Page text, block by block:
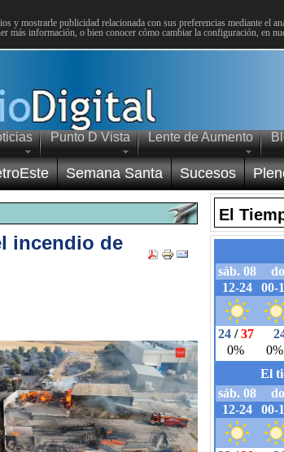
y mostrarle publicidad relacionada con sus preferencias mediante el
más información, o bien conocer cómo cambiar la configuración, en
Punto D Vista Lente de Aumento
Semana Santa Sucesos
incendio de
El